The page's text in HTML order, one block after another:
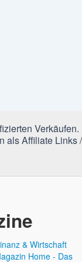
Verkäufen.
als Affiliate Links /
& Wirtschaft
Home - Das